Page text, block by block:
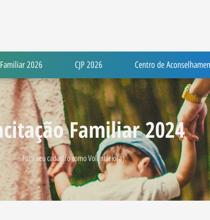
2026 CJP 2026 Centro de
Familiar 2024
Faça seu cadastro como Voluntário(a)